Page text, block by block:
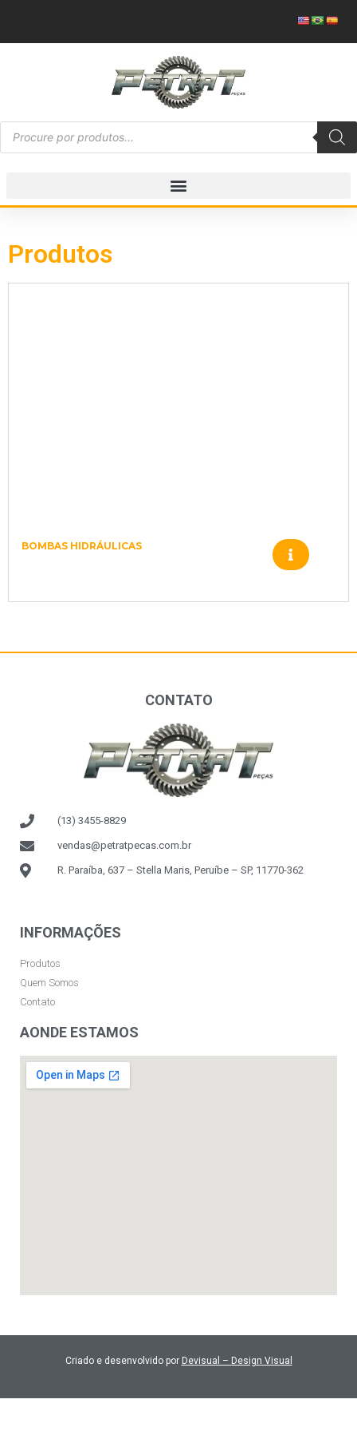
Produtos
BOMBAS HIDRÁULICAS
CONTATO
(13) 3455-8829
vendas@petratpecas.com.br
R. Paraíba, 637 – Stella Maris, Peruíbe – SP, 11770-362
INFORMAÇÕES
Produtos
Quem Somos
Contato
AONDE ESTAMOS
Criado e desenvolvido por Devisual – Design Visual